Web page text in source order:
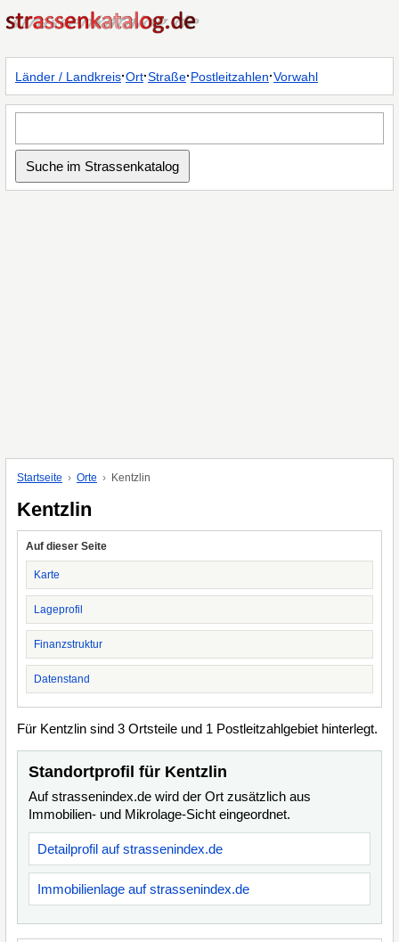
Länder / Landkreis·Ort·Straße·Postleitzahlen·Vorwahl
Startseite Orte Kentzlin
Kentzlin
Auf dieser Seite
Karte
Lageprofil
Finanzstruktur
Datenstand
Für Kentzlin sind 3 Ortsteile und 1 Postleitzahlgebiet hinterlegt.
Standortprofil für Kentzlin
Auf strassenindex.de wird der Ort zusätzlich aus
Immobilien- und Mikrolage-Sicht eingeordnet.
Detailprofil auf strassenindex.de
Immobilienlage auf strassenindex.de